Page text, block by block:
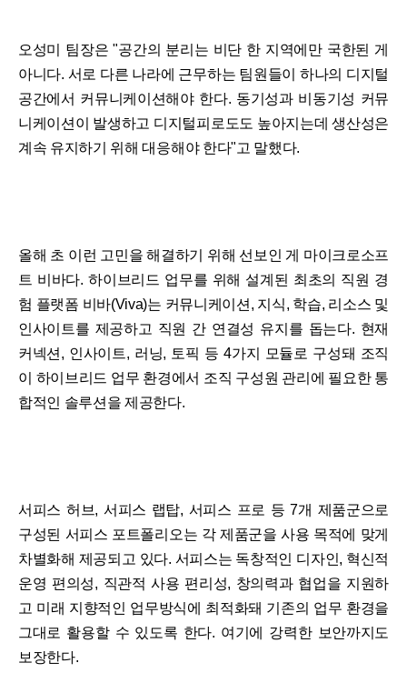
오성미 팀장은 "공간의 분리는 비단 한 지역에만 국한된 게
아니다. 서로 다른 나라에 근무하는 팀원들이 하나의 디지털
공간에서 커뮤니케이션해야 한다. 동기성과 비동기성 커뮤
니케이션이 발생하고 디지털피로도도 높아지는데 생산성은
계속 유지하기 위해 대응해야 한다"고 말했다.
올해 초 이런 고민을 해결하기 위해 선보인 게 마이크로소프
트 비바다. 하이브리드 업무를 위해 설계된 최초의 직원 경
험 플랫폼 비바(Viva)는 커뮤니케이션, 지식, 학습, 리소스 및
인사이트를 제공하고 직원 간 연결성 유지를 돕는다. 현재
커넥션, 인사이트, 러닝, 토픽 등 4가지 모듈로 구성돼 조직
이 하이브리드 업무 환경에서 조직 구성원 관리에 필요한 통
합적인 솔루션을 제공한다.
서피스 허브, 서피스 랩탑, 서피스 프로 등 7개 제품군으로
구성된 서피스 포트폴리오는 각 제품군을 사용 목적에 맞게
차별화해 제공되고 있다. 서피스는 독창적인 디자인, 혁신적
운영 편의성, 직관적 사용 편리성, 창의력과 협업을 지원하
고 미래 지향적인 업무방식에 최적화돼 기존의 업무 환경을
그대로 활용할 수 있도록 한다. 여기에 강력한 보안까지도
보장한다.